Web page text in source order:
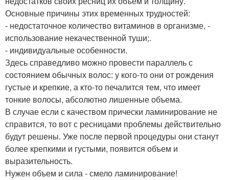
Основные причины этих временных трудностей:
- недостаточное количество витаминов в организме, -
использование некачественной туши;.
- индивидуальные особенности.
Здесь справедливо можно провести параллель с
состоянием обычных волос: у кого-то они от рождения
густые и крепкие, а кто-то печалится тем, что имеет
тонкие волосы, абсолютно лишенные объема.
В случае если с качеством прически ламинирование не
справится, то вот с ресницами проблемы действительно
будут решены. Уже после первой процедуры они станут
более крепкими и густыми, появится объем и
выразительность.
Нужен объем и сила - смело ламинирование!